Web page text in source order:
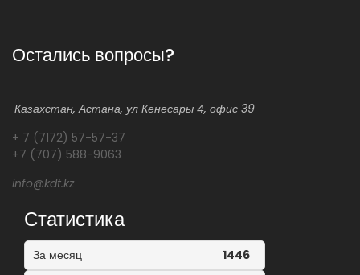
Остались вопросы?
Казахстан, Астана, ул Кенесары 4, офис 39
+ 7 (7172) 57-57-37
+7 (707) 588-9063
info@kdt.kz
Статистика
За месяц
1446